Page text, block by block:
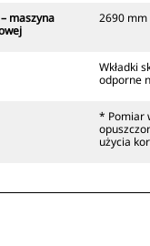
maszyna
2690 mm
Wkładki
odporne
* Pomiar
użycia